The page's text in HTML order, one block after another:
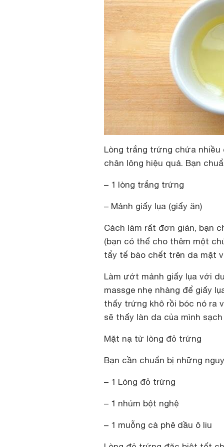
Lòng trắng trứng chứa nhiều
chân lông hiệu quả. Bạn
– 1 lòng trắng trứng
– Mảnh giấy lụa (giấy ăn)
Cách làm rất đơn giản, bạn
(bạn có thể cho thêm một
tẩy tế bào chết trên da mặt
Làm ướt mảnh giấy lụa với
massge nhẹ nhàng để giấy
thấy trứng khô rồi bóc nó ra
sẽ thấy làn da của mình
Mặt nạ từ lòng đỏ trứng
Bạn cần chuẩn bị những
– 1 Lòng đỏ trứng
– 1 nhúm bột nghệ
– 1 muỗng cà phê dầu ô liu